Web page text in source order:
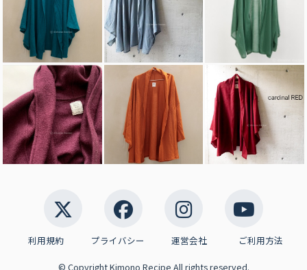
利用規約 プライバシー 運営会社 ご利用方法
© Copyright Kimono Recipe All rights reserved.